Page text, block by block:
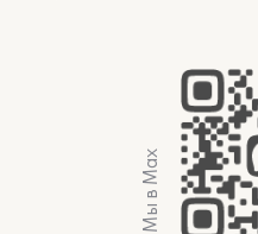
Мы в Max